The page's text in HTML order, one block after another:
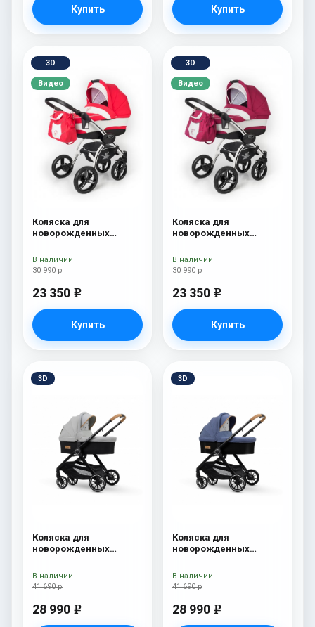
Купить Купить
3D
Видео
Коляска для
новорожденных
White) Red Lux
30 990 р
23 350 e
Купить
В наличии
3D
Видео
Коляска для
новорожденных
White) Borduex
30 990 р
23 350 e
Купить
В наличии
3D
Коляска для
новорожденных
41 690 р
28 990 e
В наличии
3D
Коляска для
новорожденных
41 690 р
28 990 e
В наличии